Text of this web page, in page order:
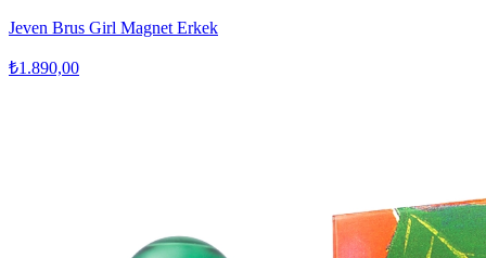
Jeven Brus Girl Magnet Erkek
₺1.890,00